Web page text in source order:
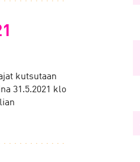
kutsutaan
31.5.2021 klo